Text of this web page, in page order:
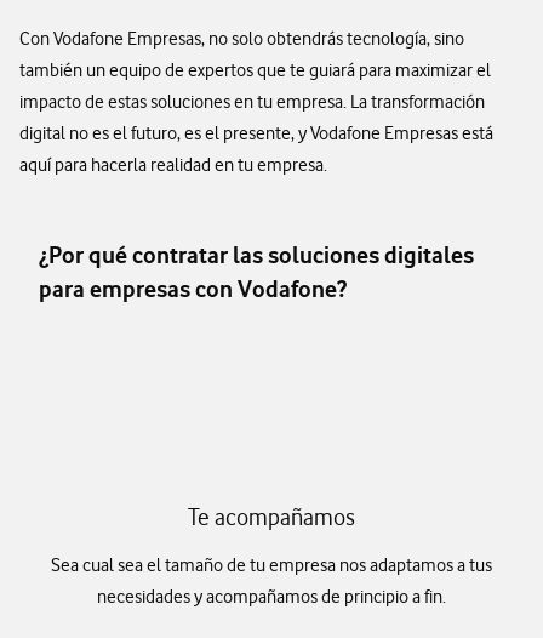
Con Vodafone Empresas, no solo obtendrás tecnología, sino
también un equipo de expertos que te guiará para maximizar el
impacto de estas soluciones en tu empresa. La transformación
digital no es el futuro, es el presente, y Vodafone Empresas está
aquí para hacerla realidad en tu empresa.
¿Por qué contratar las soluciones digitales
para empresas con Vodafone?
Te acompañamos
Sea cual sea el tamaño de tu empresa nos adaptamos a tus
necesidades y acompañamos de principio a fin.